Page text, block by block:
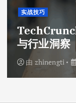
实战技巧
与行业洞察
由 zhinengti